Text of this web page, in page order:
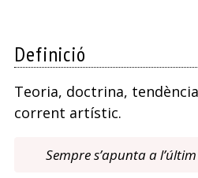
Definició
Teoria, doctrina,
corrent artístic.
Sempre s’apunta a